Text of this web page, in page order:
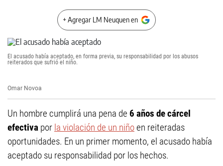
+ Agregar LM Neuquen en
El acusado había aceptado, en forma previa, su responsabilidad por los abusos
reiterados que sufrió el niño.
Omar Novoa
Un hombre cumplirá una pena de 6 años de cárcel
efectiva por la violación de un niñoen reiteradas
oportunidades. En un primer momento, el acusado había
aceptado su responsabilidad por los hechos.